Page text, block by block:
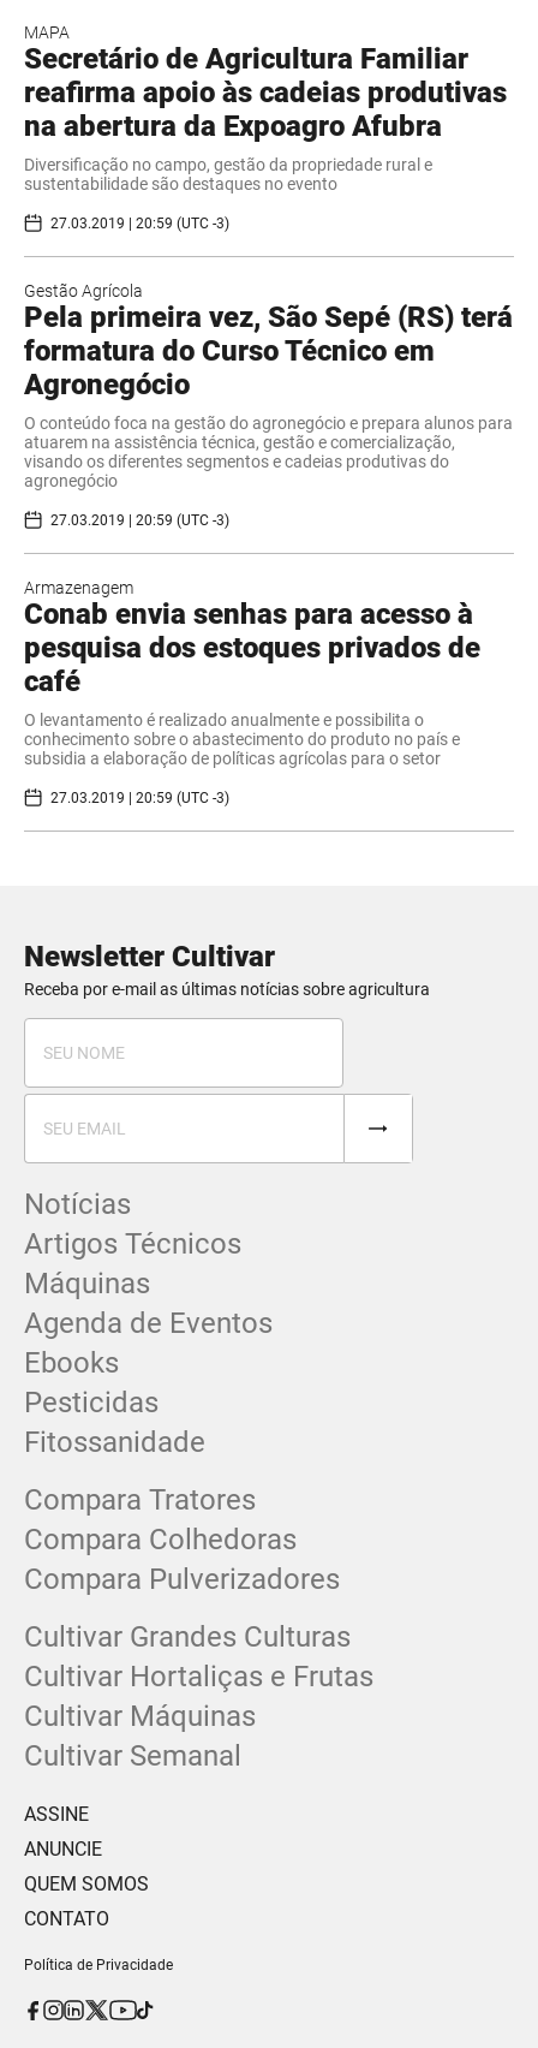
MAPA
Secretário de Agricultura Familiar
reafirma apoio às cadeias produtivas
na abertura da Expoagro Afubra
Diversificação no campo, gestão da propriedade rural e
sustentabilidade são destaques no evento
27.03.2019 | 20:59 (UTC -3)
Gestão Agrícola
Pela primeira vez, São Sepé (RS) terá
formatura do Curso Técnico em
Agronegócio
O conteúdo foca na gestão do agronegócio e prepara alunos para
atuarem na assistência técnica, gestão e comercialização,
visando os diferentes segmentos e cadeias produtivas do
agronegócio
27.03.2019 | 20:59 (UTC -3)
Armazenagem
Conab envia senhas para acesso à
pesquisa dos estoques privados de
café
O levantamento é realizado anualmente e possibilita o
conhecimento sobre o abastecimento do produto no país e
subsidia a elaboração de políticas agrícolas para o setor
27.03.2019 | 20:59 (UTC -3)
Newsletter Cultivar
Receba por e-mail as últimas notícias sobre agricultura
Notícias
Artigos Técnicos
Máquinas
Agenda de Eventos
Ebooks
Pesticidas
Fitossanidade
Compara Tratores
Compara Colhedoras
Compara Pulverizadores
Cultivar Grandes Culturas
Cultivar Hortaliças e Frutas
Cultivar Máquinas
Cultivar Semanal
ASSINE
ANUNCIE
QUEM SOMOS
CONTATO
Política de Privacidade